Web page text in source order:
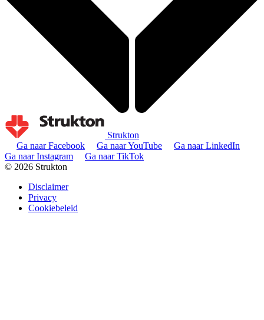
Strukton
Ga naar Facebook
Ga naar YouTube
Ga naar LinkedIn
Ga naar Instagram
Ga naar TikTok
© 2026 Strukton
Disclaimer
Privacy
Cookiebeleid